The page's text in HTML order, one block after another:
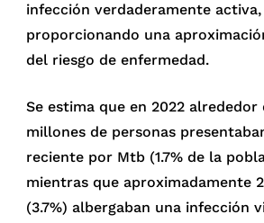
infección verdaderamente activa,
proporcionando una
del riesgo de enfermedad.
Se estima que en 2022 alrededor
millones de personas
reciente por Mtb (1.7% de la
mientras que aproximadamente
(3.7%) albergaban una infección